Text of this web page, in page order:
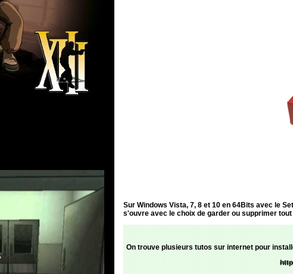
Sur Windows Vista, 7, 8 et 10 en 64Bits avec le
s'ouvre avec le choix de garder ou supprimer
On trouve plusieurs tutos sur internet pour